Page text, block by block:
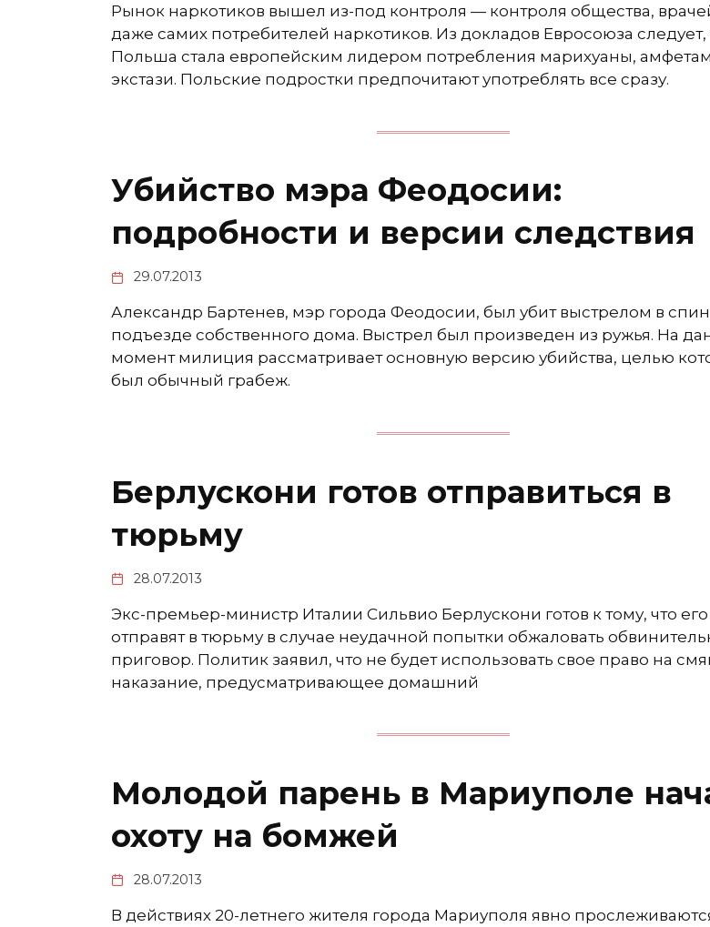
Рынок наркотиков вышел из-под контроля — контроля общества,
даже самих потребителей наркотиков. Из докладов Евросоюза следует,
Польша стала европейским лидером потребления марихуаны,
экстази. Польские подростки предпочитают употреблять все сразу.
Убийство мэра Феодосии:
подробности и версии следствия
29.07.2013
Александр Бартенев, мэр города Феодосии, был убит выстрелом в
подъезде собственного дома. Выстрел был произведен из ружья. На
момент милиция рассматривает основную версию убийства, целью
был обычный грабеж.
Берлускони готов отправиться в
тюрьму
28.07.2013
Экс-премьер-министр Италии Сильвио Берлускони готов к тому, что его
отправят в тюрьму в случае неудачной попытки обжаловать
приговор. Политик заявил, что не будет использовать свое право на
наказание, предусматривающее домашний
Молодой парень в Мариуполе
охоту на бомжей
28.07.2013
В действиях 20-летнего жителя города Мариуполя явно